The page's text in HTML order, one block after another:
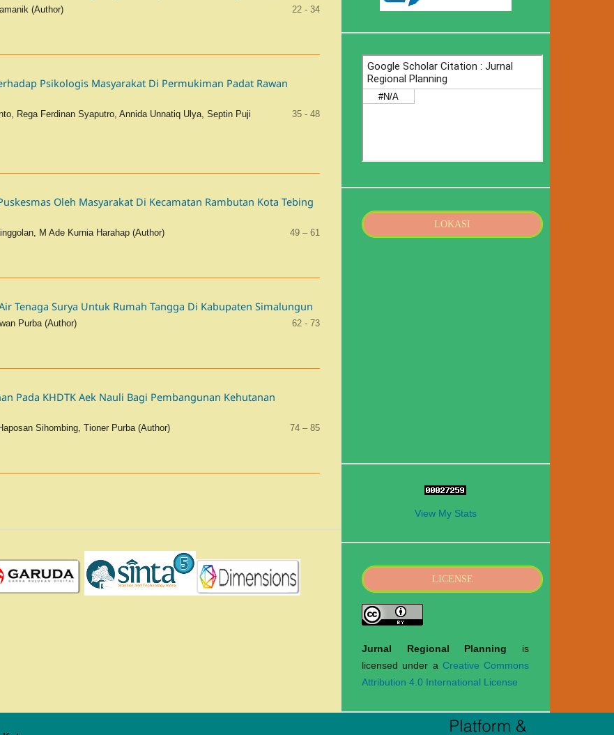
(Author) 22 - 34
Psikologis Masyarakat Di Permukiman Padat Rawan
Rega Ferdinan Syaputro, Annida Unnatiq Ulya, Septin Puji
35 - 48
Oleh Masyarakat Di Kecamatan Rambutan Kota Tebing
M Ade Kurnia Harahap (Author) 49 – 61
Tenaga Surya Untuk Rumah Tangga Di Kabupaten Simalungun
Purba (Author) 62 - 73
Pada KHDTK Aek Nauli Bagi Pembangunan Kehutanan
Sihombing, Tioner Purba (Author) 74 – 85
LOKASI
View My Stats
LICENSE
Jurnal Regional Planning is
licensed under a Creative Commons
Attribution 4.0 International License